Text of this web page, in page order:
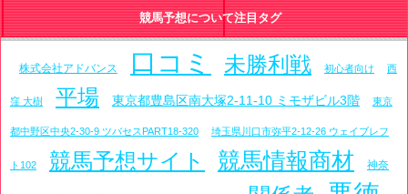
競馬予想について注目タグ
株式会社アドバンス 口コミ 未勝利戦 初心者向け 西
窪 大樹 平場 東京都豊島区南大塚2-11-10 ミモザビル3階 東京
都中野区中央2-30-9 ツバセスPART18-320 埼玉県川口市弥平2-12-26 ウェイブレフ
ト102 競馬予想サイト 競馬情報商材 神奈